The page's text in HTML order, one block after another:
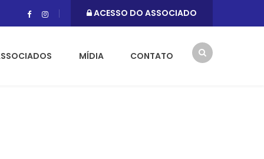
ACESSO DO ASSOCIADO
MÍDIA CONTATO